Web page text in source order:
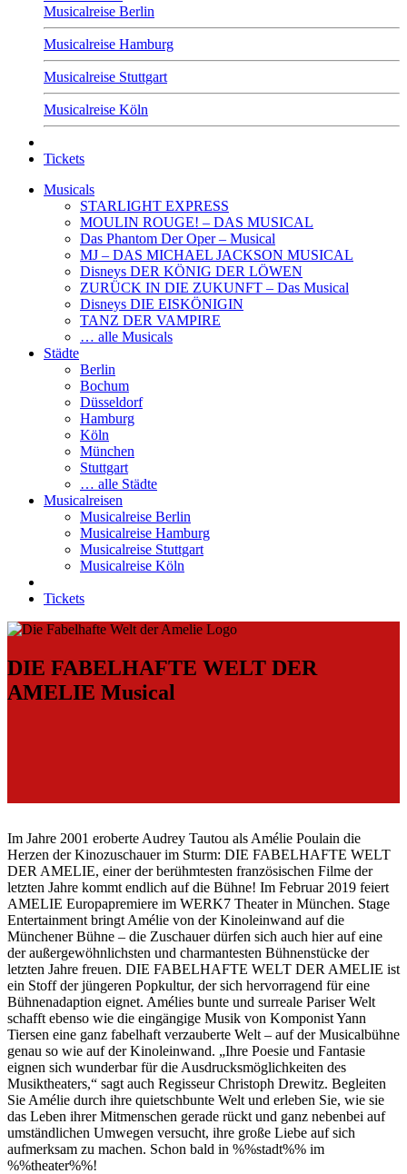
Musicalreise Berlin
Musicalreise Hamburg
Musicalreise Stuttgart
Musicalreise Köln
Tickets
Musicals
STARLIGHT EXPRESS
MOULIN ROUGE! – DAS MUSICAL
Das Phantom Der Oper – Musical
MJ – DAS MICHAEL JACKSON MUSICAL
Disneys DER KÖNIG DER LÖWEN
ZURÜCK IN DIE ZUKUNFT – Das Musical
Disneys DIE EISKÖNIGIN
TANZ DER VAMPIRE
… alle Musicals
Städte
Berlin
Bochum
Düsseldorf
Hamburg
Köln
München
Stuttgart
… alle Städte
Musicalreisen
Musicalreise Berlin
Musicalreise Hamburg
Musicalreise Stuttgart
Musicalreise Köln
Tickets
DIE FABELHAFTE WELT DER
AMELIE Musical
Im Jahre 2001 eroberte Audrey Tautou als Amélie Poulain die
Herzen der Kinozuschauer im Sturm: DIE FABELHAFTE WELT
DER AMELIE, einer der berühmtesten französischen Filme der
letzten Jahre kommt endlich auf die Bühne! Im Februar 2019 feiert
AMELIE Europapremiere im WERK7 Theater in München. Stage
Entertainment bringt Amélie von der Kinoleinwand auf die
Münchener Bühne – die Zuschauer dürfen sich auch hier auf eine
der außergewöhnlichsten und charmantesten Bühnenstücke der
letzten Jahre freuen. DIE FABELHAFTE WELT DER AMELIE ist
ein Stoff der jüngeren Popkultur, der sich hervorragend für eine
Bühnenadaption eignet. Amélies bunte und surreale Pariser Welt
schafft ebenso wie die eingängige Musik von Komponist Yann
Tiersen eine ganz fabelhaft verzauberte Welt – auf der Musicalbühne
genau so wie auf der Kinoleinwand. „Ihre Poesie und Fantasie
eignen sich wunderbar für die Ausdrucksmöglichkeiten des
Musiktheaters,“ sagt auch RegisseurChristoph Drewitz. Begleiten
Sie Amélie durch ihre quietschbunte Welt und erleben Sie, wie sie
das Leben ihrer Mitmenschen gerade rückt und ganz nebenbei auf
umständlichen Umwegen versucht, ihre große Liebe auf sich
aufmerksam zu machen. Schon bald in %%stadt%% im
%%theater%%!